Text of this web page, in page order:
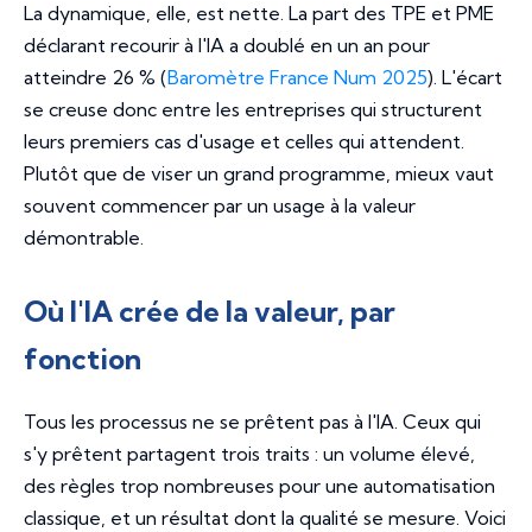
La dynamique, elle, est nette. La part des TPE et PME
déclarant recourir à l'IA a doublé en un an pour
atteindre 26 % (Baromètre France Num 2025). L'écart
se creuse donc entre les entreprises qui structurent
leurs premiers cas d'usage et celles qui attendent.
Plutôt que de viser un grand programme, mieux vaut
souvent commencer par un usage à la valeur
démontrable.
Où l'IA crée de la valeur, par
fonction
Tous les processus ne se prêtent pas à l'IA. Ceux qui
s'y prêtent partagent trois traits : un volume élevé,
des règles trop nombreuses pour une automatisation
classique, et un résultat dont la qualité se mesure. Voici